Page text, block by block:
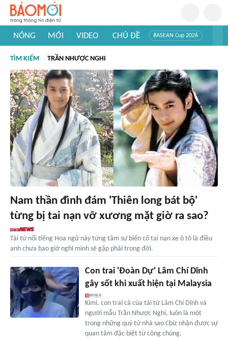
NÓNG MỚI VIDEO CHỦ ĐỀ #ASEAN Cup 2026
#Khám phá thế giới
TÌM KIẾM TRẦN NHƯỢC NGHI
Nam thần đình đám 'Thiên long bát bộ'
từng bị tai nạn vỡ xương mặt giờ ra sao?
Tài tử nổi tiếng Hoa ngữ này từng tâm sự biến cố tai nạn xe ô tô là điều
anh chưa bao giờ nghĩ mình sẽ gặp phải trong đời.
Con trai 'Đoàn Dự' Lâm Chí Dĩnh
gây sốt khi xuất hiện tại Malaysia
Kimi, con trai cả của tài tử Lâm Chí Dĩnh và
người mẫu Trần Nhược Nghi, luôn là một
trong những quý tử nhà sao Cbiz nhận được sự
quan tâm đặc biệt từ công chúng.